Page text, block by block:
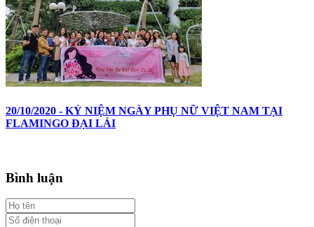
20/10/2020 - KỶ NIỆM NGÀY PHỤ NỮ VIỆT NAM TẠI
FLAMINGO ĐẠI LẢI
Bình luận